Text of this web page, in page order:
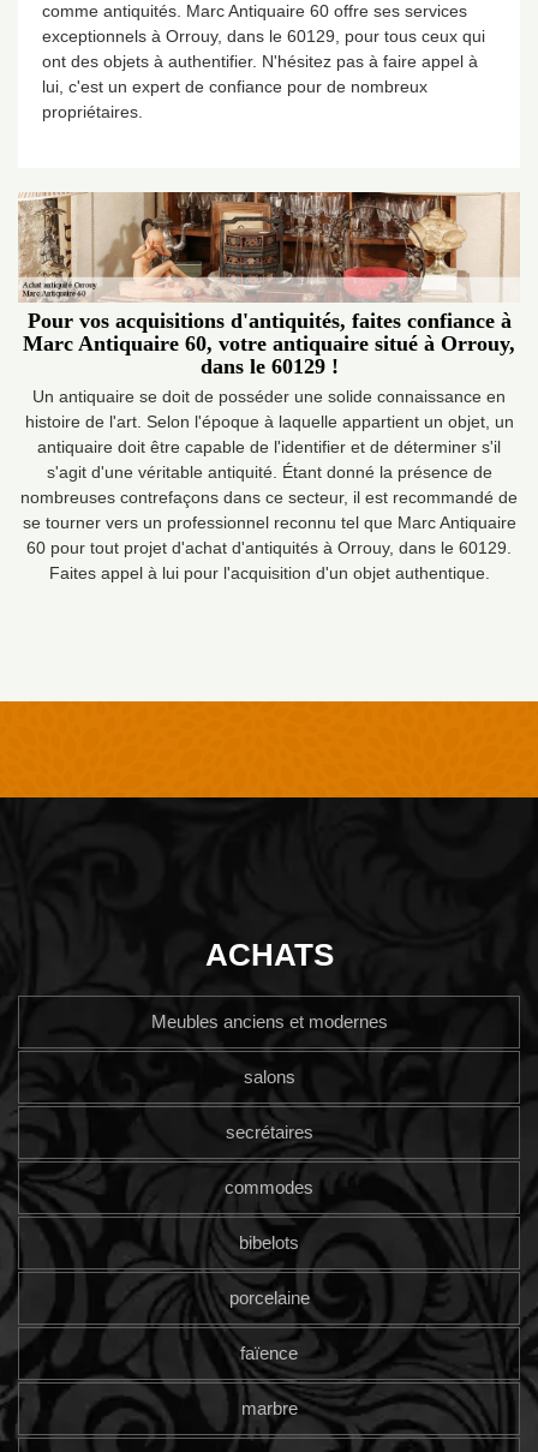
comme antiquités. Marc Antiquaire 60 offre ses services
exceptionnels à Orrouy, dans le 60129, pour tous ceux qui
ont des objets à authentifier. N'hésitez pas à faire appel à
lui, c'est un expert de confiance pour de nombreux
propriétaires.
Pour vos acquisitions d'antiquités, faites confiance à
Marc Antiquaire 60, votre antiquaire situé à Orrouy,
dans le 60129 !
Un antiquaire se doit de posséder une solide connaissance en
histoire de l'art. Selon l'époque à laquelle appartient un objet, un
antiquaire doit être capable de l'identifier et de déterminer s'il
s'agit d'une véritable antiquité. Étant donné la présence de
nombreuses contrefaçons dans ce secteur, il est recommandé de
se tourner vers un professionnel reconnu tel que Marc Antiquaire
60 pour tout projet d'achat d'antiquités à Orrouy, dans le 60129.
Faites appel à lui pour l'acquisition d'un objet authentique.
ACHATS
Meubles anciens et modernes
salons
secrétaires
commodes
bibelots
porcelaine
faïence
marbre